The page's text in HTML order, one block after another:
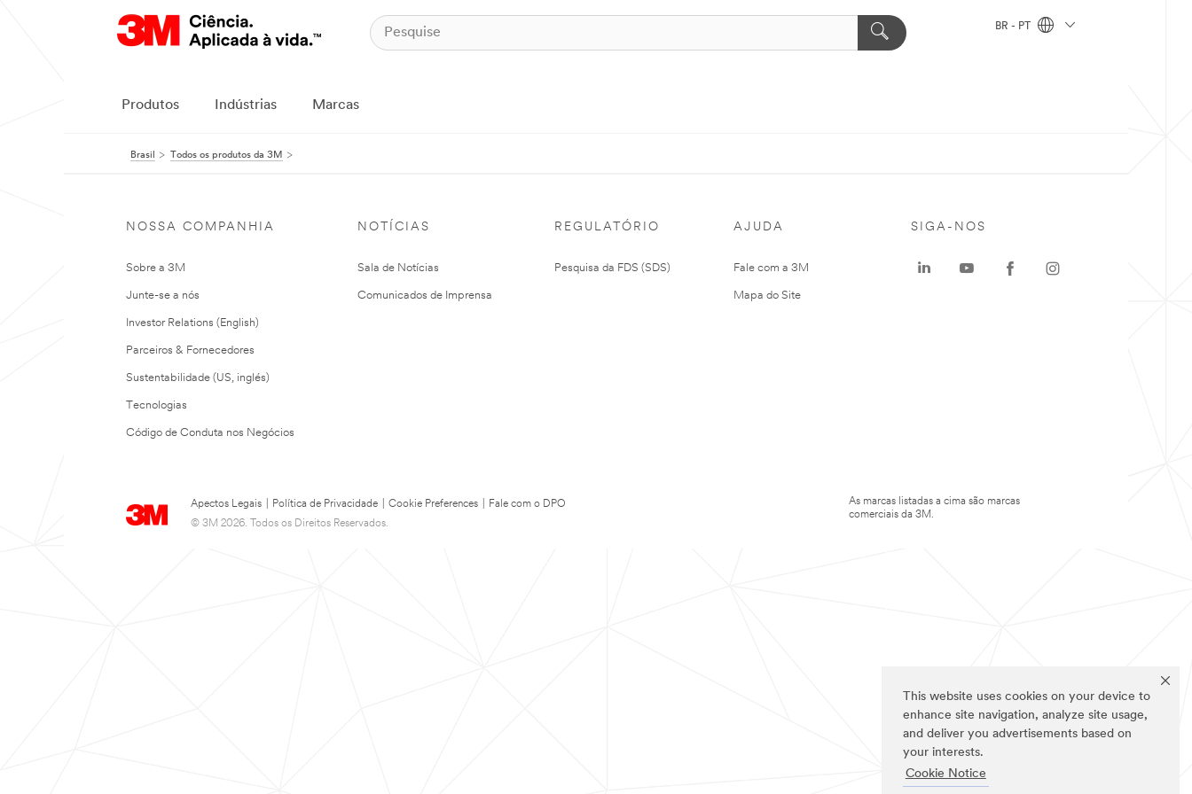
This website uses cookies on your device to
enhance site navigation, analyze site usage,
and deliver you advertisements based on
your interests.
Cookie Notice
BR - PT
Produtos Indústrias Marcas
Brasil Todos os produtos da 3M
NOSSA COMPANHIA
Sobre a 3M
Junte-se a nós
Investor Relations (English)
Parceiros & Fornecedores
Sustentabilidade (US, inglés)
Tecnologias
Código de Conduta nos Negócios
NOTÍCIAS
Sala de Notícias
Comunicados de Imprensa
REGULATÓRIO
Pesquisa da FDS (SDS)
AJUDA
Fale com a 3M
Mapa do Site
Apectos Legais Política de Privacidade Cookie Preferences
Fale com o DPO
© 3M 2026. Todos os Direitos Reservados.
SIGA-NOS
As marcas listadas a cima são marcas
comerciais da 3M.